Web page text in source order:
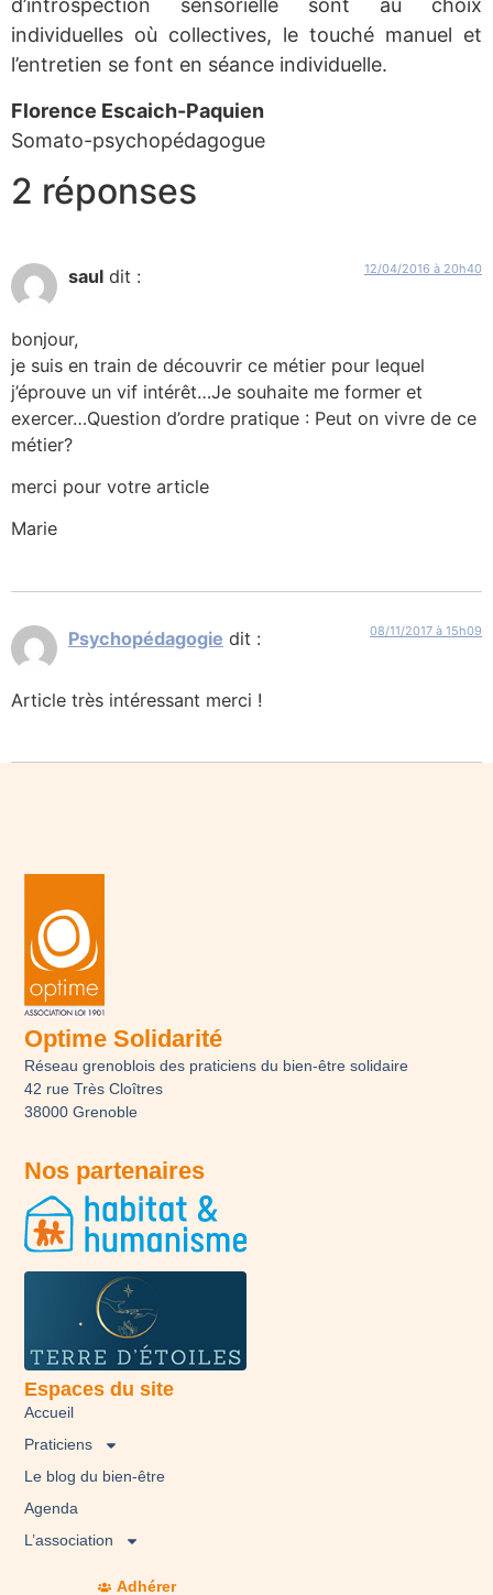
d’introspection sensorielle sont au choix
individuelles où collectives, le touché manuel et
l’entretien se font en séance individuelle.
Florence Escaich-Paquien
Somato-psychopédagogue
2 réponses
saul dit : 12/04/2016 à 20h40
bonjour,
je suis en train de découvrir ce métier pour lequel
j’éprouve un vif intérêt…Je souhaite me former et
exercer…Question d’ordre pratique : Peut on vivre de ce
métier?
merci pour votre article
Marie
Psychopédagogie dit : 08/11/2017 à 15h09
Article très intéressant merci !
Optime Solidarité
Réseau grenoblois des praticiens du bien-être solidaire
42 rue Très Cloîtres
38000 Grenoble
Nos partenaires
Espaces du site
Accueil
Praticiens
Le blog du bien-être
Agenda
L’association
Adhérer